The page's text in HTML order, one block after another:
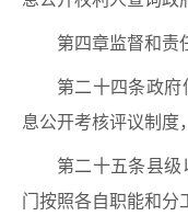
第四章监督和责
第二十四条政
息公开考核评议制度
第二十五条县
门按照各自职能和分